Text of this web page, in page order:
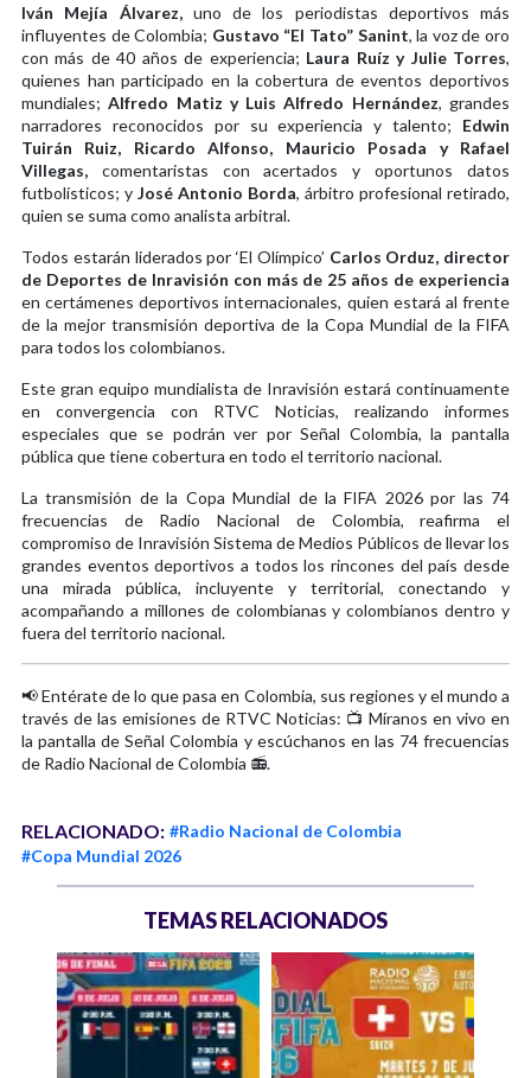
Iván Mejía Álvarez,uno de los periodistas deportivos más
influyentes de Colombia; Gustavo “El Tato” Sanint, la voz de oro
con más de 40 años de experiencia; Laura Ruíz y Julie Torres,
quienes han participado en la cobertura de eventos deportivos
mundiales;Alfredo Matiz y Luis Alfredo Hernández, grandes
narradores reconocidos por su experiencia y talento; Edwin
Tuirán Ruiz, Ricardo Alfonso, Mauricio Posada y Rafael
Villegas, comentaristas con acertados y oportunos datos
futbolísticos; y José Antonio Borda, árbitro profesional retirado,
quien se suma como analista arbitral.
Todos estarán liderados por ‘El Olímpico’ Carlos Orduz, director
de Deportes de Inravisión con más de 25 años de experiencia
en certámenes deportivos internacionales, quien estará al frente
de la mejor transmisión deportiva de la Copa Mundial de la FIFA
para todos los colombianos.
Este gran equipo mundialista de Inravisión estará continuamente
en convergencia con RTVC Noticias, realizando informes
especiales que se podrán ver por Señal Colombia, la pantalla
pública que tiene cobertura en todo el territorio nacional.
La transmisión de la Copa Mundial de la FIFA 2026 por las 74
frecuencias de Radio Nacional de Colombia, reafirma el
compromiso de Inravisión Sistema de Medios Públicos de llevar los
grandes eventos deportivos a todos los rincones del país desde
una mirada pública, incluyente y territorial, conectando y
acompañando a millones de colombianas y colombianos dentro y
fuera del territorio nacional.
📢 Entérate de lo que pasa en Colombia, sus regiones y el mundo a
través de las emisiones de RTVC Noticias: 📺 Míranos en vivo en
la pantalla de Señal Colombia y escúchanos en las 74 frecuencias
de Radio Nacional de Colombia 📻.
RELACIONADO: #Radio Nacional de Colombia
#Copa Mundial 2026
TEMAS RELACIONADOS